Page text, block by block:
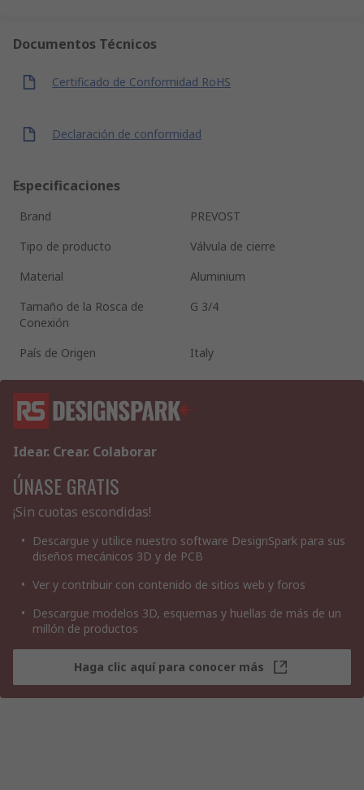
Documentos Técnicos
Certificado de Conformidad RoHS
Declaración de conformidad
Especificaciones
Brand
PREVOST
Tipo de producto
Válvula de cierre
Material
Aluminium
Tamaño de la Rosca de
Conexión
G 3/4
País de Origen Italy
Idear. Crear. Colaborar
ÚNASE GRATIS
¡Sin cuotas escondidas!
Descargue y utilice nuestro software DesignSpark para sus
diseños mecánicos 3D y de PCB
Ver y contribuir con contenido de sitios web y foros
Descargue modelos 3D, esquemas y huellas de más de un
millón de productos
Haga clic aquí para conocer más